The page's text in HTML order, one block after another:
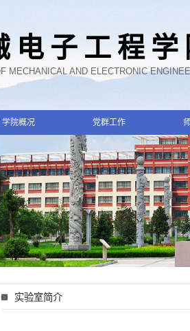
电子工程
MECHANICAL AND ELECTRONIC
学院概况 党群工作
实验室简介